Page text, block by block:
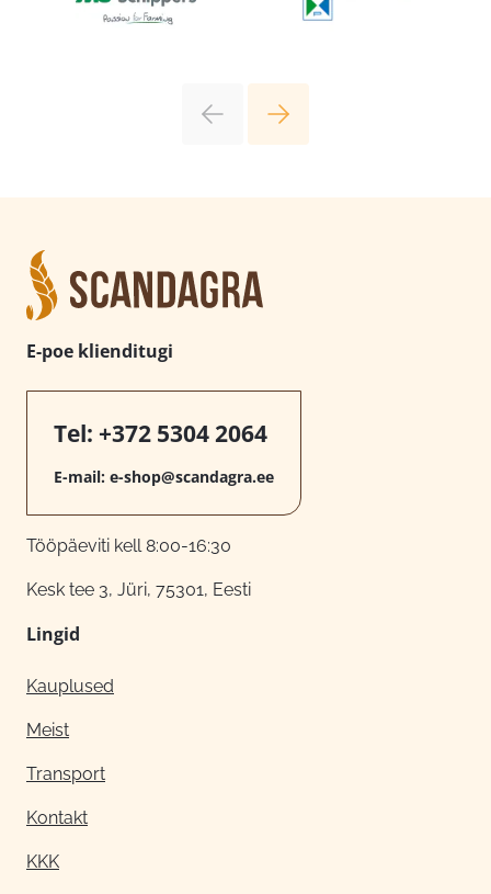
E-poe klienditugi
Tel: +372 5304 2064
E-mail: e-shop@scandagra.ee
Tööpäeviti kell 8:00-16:30
Kesk tee 3, Jüri, 75301, Eesti
Lingid
Kauplused
Meist
Transport
Kontakt
KKK